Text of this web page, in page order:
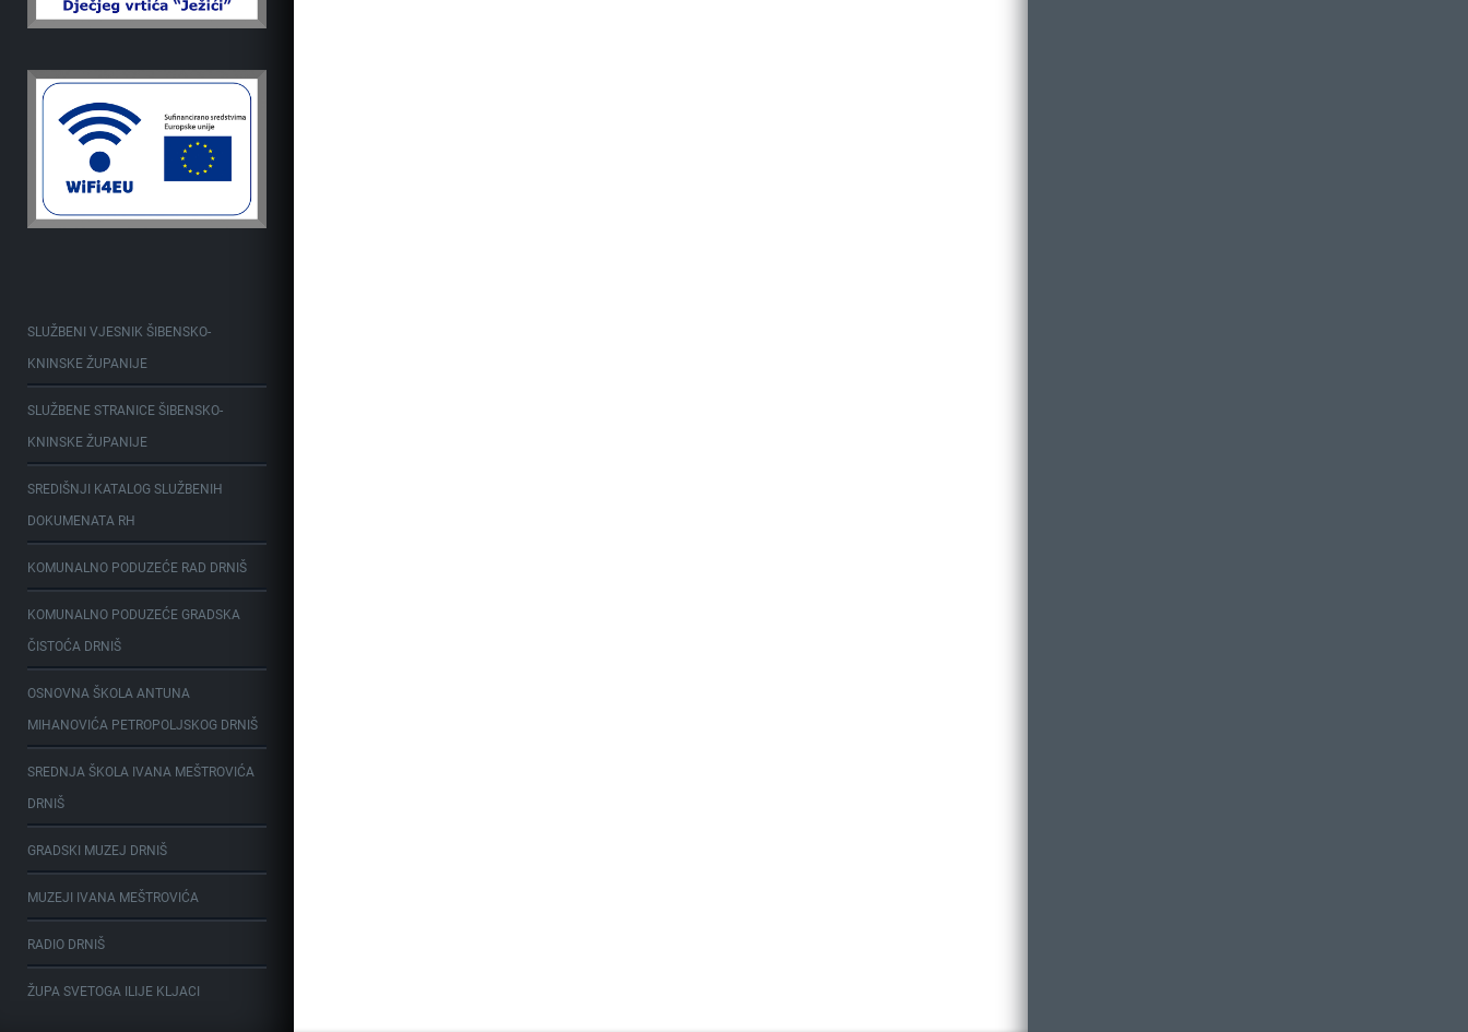
SLUŽBENI VJESNIK ŠIBENSKO-
KNINSKE ŽUPANIJE
SLUŽBENE STRANICE ŠIBENSKO-
KNINSKE ŽUPANIJE
SREDIŠNJI KATALOG SLUŽBENIH
DOKUMENATA RH
KOMUNALNO PODUZEĆE RAD DRNIŠ
KOMUNALNO PODUZEĆE GRADSKA
ČISTOĆA DRNIŠ
OSNOVNA ŠKOLA ANTUNA
MIHANOVIĆA PETROPOLJSKOG DRNIŠ
SREDNJA ŠKOLA IVANA MEŠTROVIĆA
DRNIŠ
GRADSKI MUZEJ DRNIŠ
MUZEJI IVANA MEŠTROVIĆA
RADIO DRNIŠ
ŽUPA SVETOGA ILIJE KLJACI